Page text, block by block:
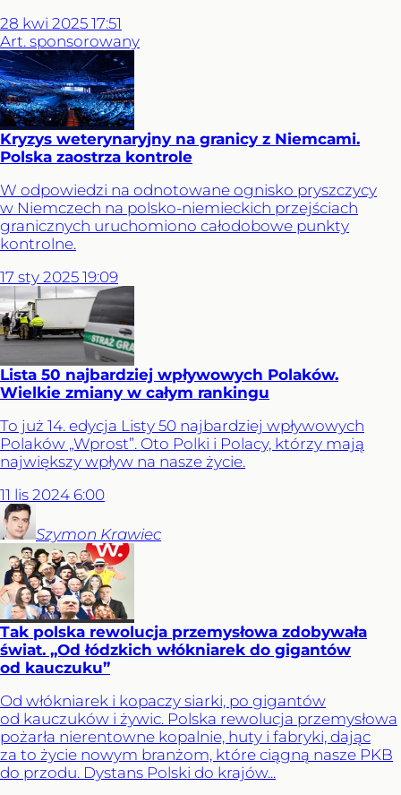
28 kwi 2025 17:51
Art. sponsorowany
Kryzys weterynaryjny na granicy z Niemcami.
Polska zaostrza kontrole
W odpowiedzi na odnotowane ognisko pryszczycy
w Niemczech na polsko-niemieckich przejściach
granicznych uruchomiono całodobowe punkty
kontrolne.
17 sty 2025 19:09
Lista 50 najbardziej wpływowych Polaków.
Wielkie zmiany w całym rankingu
To już 14. edycja Listy 50 najbardziej wpływowych
Polaków „Wprost”. Oto Polki i Polacy, którzy mają
największy wpływ na nasze życie.
11 lis 2024 6:00
Szymon Krawiec
Tak polska rewolucja przemysłowa zdobywała
świat. „Od łódzkich włókniarek do gigantów
od kauczuku”
Od włókniarek i kopaczy siarki, po gigantów
od kauczuków i żywic. Polska rewolucja przemysłowa
pożarła nierentowne kopalnie, huty i fabryki, dając
za to życie nowym branżom, które ciągną nasze PKB
do przodu. Dystans Polski do krajów...